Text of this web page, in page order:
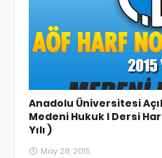
Anadolu Üniversitesi
Medeni Hukuk I Dersi
Yılı )
May 28, 2015